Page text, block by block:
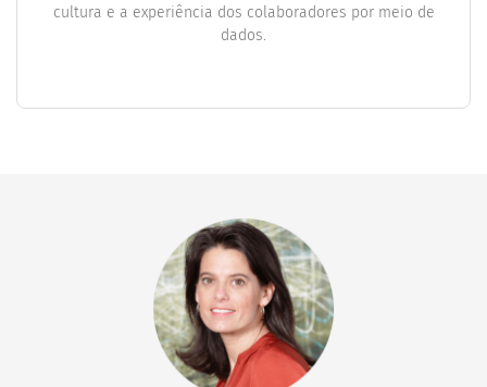
cultura e a experiência dos colaboradores por meio de
dados.